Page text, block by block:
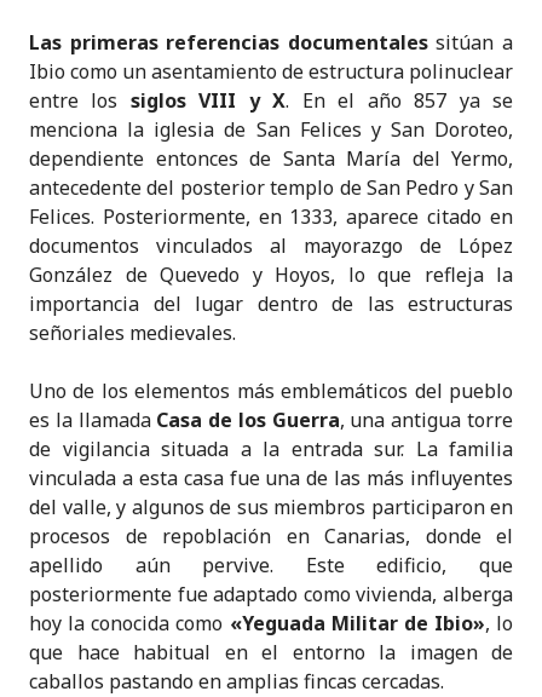
Las primeras referencias documentalessitúan a
Ibio como un asentamiento de estructura polinuclear
entre los siglos VIII y X. En el año 857 ya se
menciona la iglesia de San Felices y San Doroteo,
dependiente entonces de Santa María del Yermo,
antecedente del posterior templo de San Pedro y San
Felices. Posteriormente, en 1333, aparece citado en
documentos vinculados al mayorazgo de López
González de Quevedo y Hoyos, lo que refleja la
importancia del lugar dentro de las estructuras
señoriales medievales.
Uno de los elementos más emblemáticos del pueblo
es la llamada Casa de los Guerra, una antigua torre
de vigilancia situada a la entrada sur. La familia
vinculada a esta casa fue una de las más influyentes
del valle, y algunos de sus miembros participaron en
procesos de repoblación en Canarias, donde el
apellido aún pervive. Este edificio, que
posteriormente fue adaptado como vivienda, alberga
hoy la conocida como «Yeguada Militar de Ibio», lo
que hace habitual en el entorno la imagen de
caballos pastando en amplias fincas cercadas.